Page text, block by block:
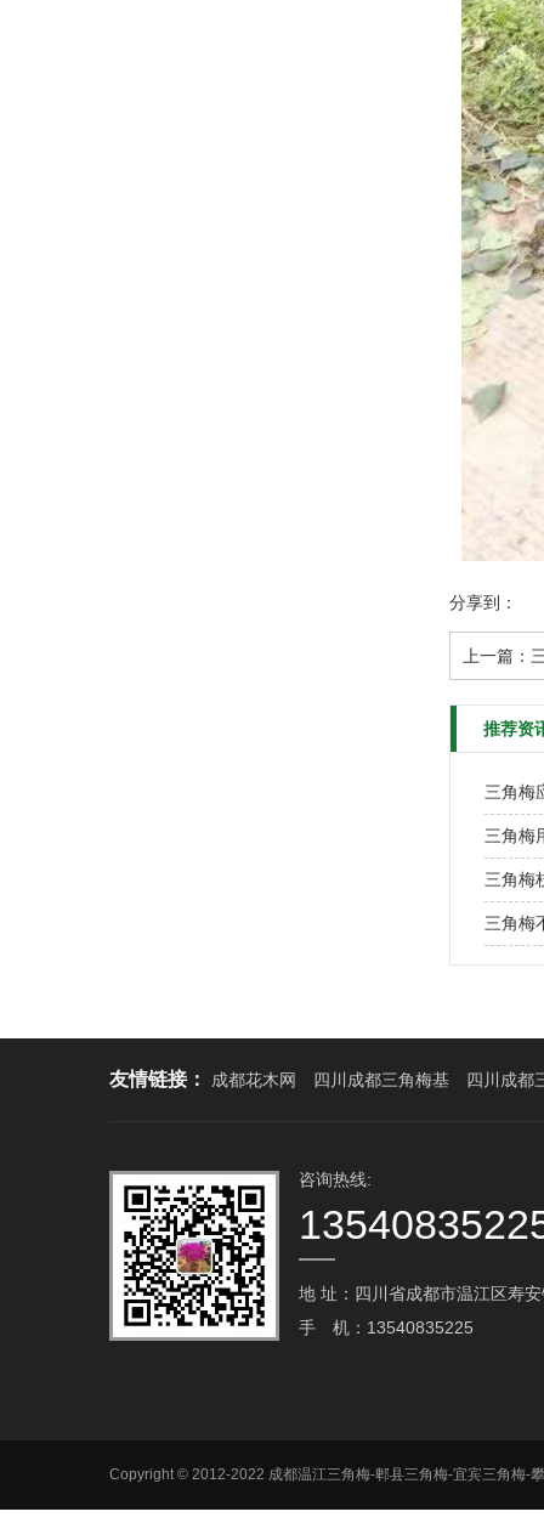
分享到：
上一篇：
推荐资
三角梅
三角梅
三角梅
三角梅
友情链接： 成都花木网 四川成都三角梅基 四川成都
咨询热线:
地 址：四川省成都市温江区寿
手 机：13540835225
Copyright © 2012-2022 成都温江三角梅-郫县三角梅-宜宾三角梅